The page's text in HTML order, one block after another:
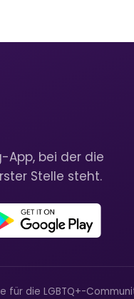
App, bei der die
Stelle steht.
für die LGBTQ+-